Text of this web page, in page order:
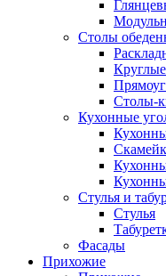
Столы
Столы-
Кухонные
Стулья и
Стулья
Фасады
Прихожие